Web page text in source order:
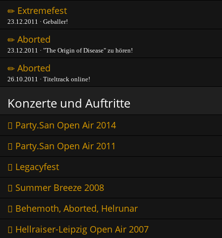
Extremefest
23.12.2011 · Geballer!
Aborted
23.12.2011 · "The Origin of Disease" zu hören!
Aborted
26.10.2011 · Titeltrack online!
Konzerte und Auftritte
Party.San Open Air 2014
Party.San Open Air 2011
Legacyfest
Summer Breeze 2008
Behemoth, Aborted, Helrunar
Hellraiser-Leipzig Open Air 2007